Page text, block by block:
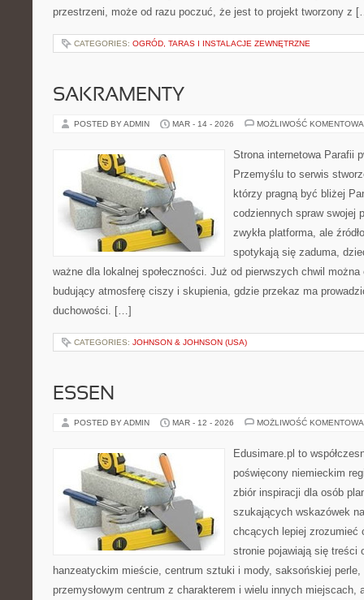
przestrzeni, może od razu poczuć, że jest to projekt tworzony z
CATEGORIES: OGRÓD, TARAS I INSTALACJE ZEWNĘTRZNE
SAKRAMENTY
POSTED BY ADMIN MAR - 14 - 2026 MOŻLIWOŚĆ
Strona internetowa Parafii
Przemyślu to serwis
którzy pragną być bliżej
codziennych spraw swojej
zwykła platforma, ale
spotykają się zaduma,
ważne dla lokalnej społeczności. Już od pierwszych chwil
budujący atmosferę ciszy i skupienia, gdzie przekaz ma
duchowości. […]
CATEGORIES: JOHNSON & JOHNSON (USA)
ESSEN
POSTED BY ADMIN MAR - 12 - 2026 MOŻLIWOŚĆ
Edusimare.pl to
poświęcony niemieckim
zbiór inspiracji dla osób
szukających wskazówek
chcących lepiej zrozumieć
stronie pojawiają się treści
hanzeatyckim mieście, centrum sztuki i mody, saksońskiej
przemysłowym centrum z charakterem i wielu innych miejscach,